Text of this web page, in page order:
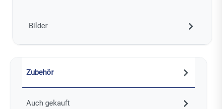
Bilder
Zubehör
Auch gekauft